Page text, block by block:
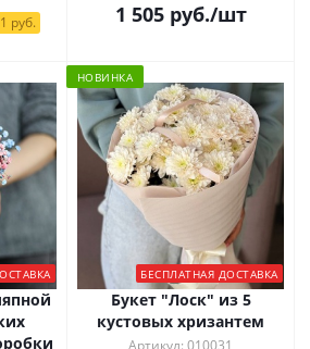
руб. 1 505руб./шт
НОВИНКА
БЕСПЛАТНАЯ ДОСТАВКА
Букет "Лоск" из 5
кустовых хризантем
Артикул: 010031